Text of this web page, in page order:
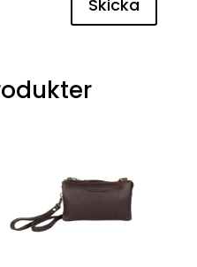
Skicka